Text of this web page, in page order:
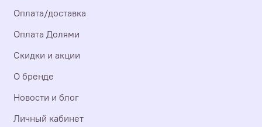
Оплата/доставка
Оплата Долями
Скидки и акции
О бренде
Новости и блог
Личный кабинет